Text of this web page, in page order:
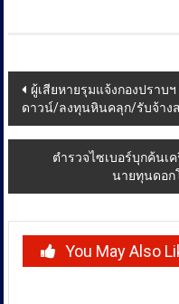
Post
navigation
ผู้เสียหายรุมแจ้งกองปรา
ดาวน์/ลงทุนหินคลุก/รับจ้าง
ตำรวจไซเบอร์บุกค้นเ
นายทุนดอก
You May Also